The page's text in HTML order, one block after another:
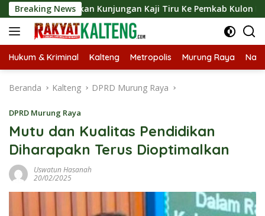
Langsung
ke
konten
Breaking News
Kunjungan Kaji Tiru Ke Pemkab Kulon Progo
Hukum & Kriminal Kalteng Metropolis Murung Raya
Beranda Kalteng DPRD Murung Raya
DPRD Murung Raya
Mutu dan Kualitas Pendidikan
Diharapakn Terus Dioptimalkan
Uswatun Hasanah
20/02/2025